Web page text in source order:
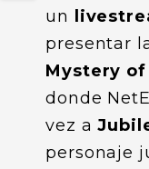
un
presentar
Mystery of
donde
vez a
personaje